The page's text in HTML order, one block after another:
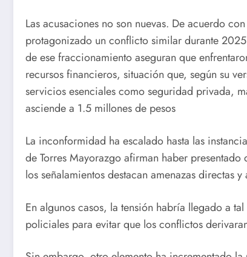
Las acusaciones no son nuevas. De acuerdo
protagonizado un conflicto similar durante
de ese fraccionamiento aseguran que
recursos financieros, situación que, según su
servicios esenciales como seguridad privada,
asciende a 1.5 millones de pesos
La inconformidad ha escalado hasta las
de Torres Mayorazgo afirman haber
los señalamientos destacan amenazas directas
En algunos casos, la tensión habría llegado a
policiales para evitar que los conflictos